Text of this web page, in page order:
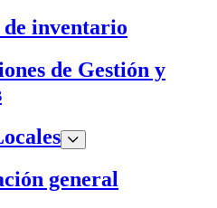
de inventario
de Gestión y
general